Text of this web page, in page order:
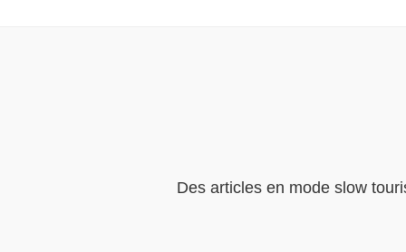
Des articles en mode slow